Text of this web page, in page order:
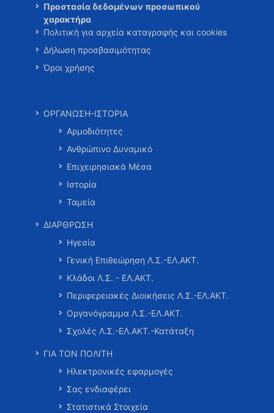
Προστασία δεδομένων προσωπικού
χαρακτήρα
Πολιτική για αρχεία καταγραφής και cookies
Δήλωση προσβασιμότητας
Όροι χρήσης
ΟΡΓΑΝΩΣΗ-ΙΣΤΟΡΙΑ
Αρμοδιότητες
Ανθρώπινο Δυναμικό
Επιχειρησιακά Μέσα
Ιστορία
Ταμεία
ΔΙΑΡΘΡΩΣΗ
Ηγεσία
Γενική Επιθεώρηση Λ.Σ.-ΕΛ.ΑΚΤ.
Κλάδοι Λ.Σ. - ΕΛ.ΑΚΤ.
Περιφερειακές Διοικήσεις Λ.Σ.-ΕΛ.ΑΚΤ.
Οργανόγραμμα Λ.Σ.-ΕΛ.ΑΚΤ.
Σχολές Λ.Σ.-ΕΛ.ΑΚΤ.-Κατάταξη
ΓΙΑ ΤΟΝ ΠΟΛΙΤΗ
Ηλεκτρονικές εφαρμογές
Σας ενδιαφέρει
Στατιστικά Στοιχεία